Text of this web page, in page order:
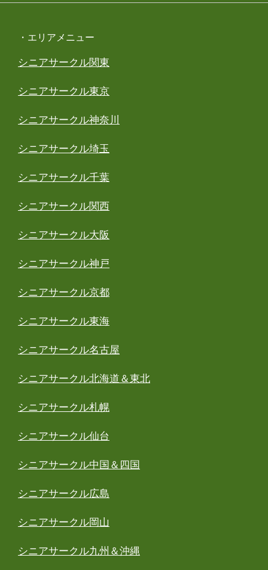
・エリアメニュー
シニアサークル関東
シニアサークル東京
シニアサークル神奈川
シニアサークル埼玉
シニアサークル千葉
シニアサークル関西
シニアサークル大阪
シニアサークル神戸
シニアサークル京都
シニアサークル東海
シニアサークル名古屋
シニアサークル北海道＆東北
シニアサークル札幌
シニアサークル仙台
シニアサークル中国＆四国
シニアサークル広島
シニアサークル岡山
シニアサークル九州＆沖縄